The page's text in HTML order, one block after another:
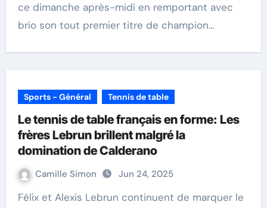
ce dimanche après-midi en remportant avec
brio son tout premier titre de champion…
Sports - Général Tennis de table
Le tennis de table français en forme: Les
frères Lebrun brillent malgré la
domination de Calderano
Camille Simon Jun 24, 2025
Félix et Alexis Lebrun continuent de marquer le